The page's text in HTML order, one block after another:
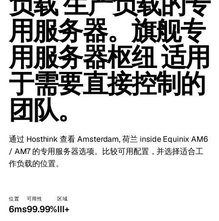
用服务器。旗舰专
用服务器枢纽 适用
于需要直接控制的
团队。
通过 Hosthink 查看 Amsterdam, 荷兰 inside Equinix AM6
/ AM7 的专用服务器选项。比较可用配置，并选择适合工
作负载的位置。
位置
6ms
可用性
99.99%
区域
III+